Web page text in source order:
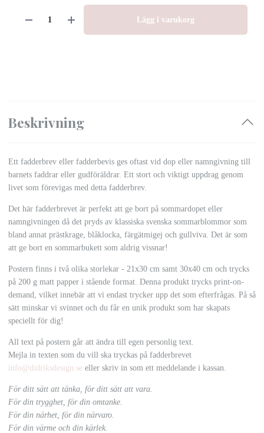
Lägg i varukorg
Beskrivning
Ett fadderbrev eller fadderbevis ges oftast vid dop eller namngivning till
barnets faddrar eller gudföräldrar. Ett stort och viktigt uppdrag genom
livet som förevigas med detta fadderbrev.
Det här fadderbrevet är perfekt att ge bort på sommardopet eller
namngivningen då det pryds av klassiska svenska sommarblommor som
bland annat prästkrage, blåklocka, färgätmigej och gullviva. Det är som
att ge bort en sommarbukett som aldrig vissnar!
Postern finns i två olika storlekar - 21x30 cm samt 30x40 cm och trycks
på 200 g matt papper i stående format. Denna produkt trycks print-on-
demand, vilket innebär att vi endast trycker upp det som efterfrågas. På så
sätt minskar vi svinnet och du får en unik produkt som har skapats
speciellt för dig!
All text på postern går att ändra till egen personlig text.
Mejla in texten som du vill ska tryckas på fadderbrevet
info@didriksdesign.se eller skriv in som ett meddelande i kassan.
För ditt sätt att tänka, för ditt sätt att vara.
För din trygghet, för din omtanke.
För din närhet, för din närvaro.
För din värme och din kärlek.